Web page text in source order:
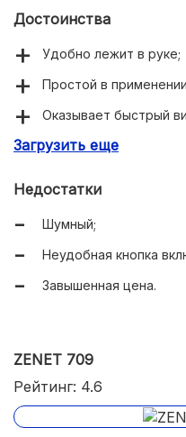
Достоинства
Удобно лежит в руке;
Простой в
Оказывает быстрый
Мощный и
Загрузить еще
Недостатки
Шумный;
Неудобная кнопка
Завышенная цена.
ZENET 709
Рейтинг: 4.6